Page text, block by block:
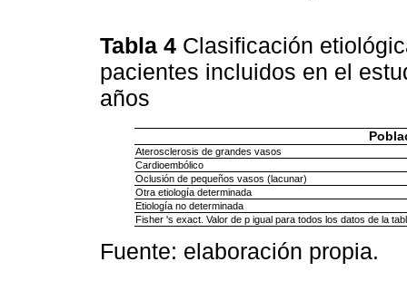
Tabla 4 Clasificación
pacientes incluidos en el
años
Aterosclerosis de grandes vasos
Cardioembólico
Oclusión de pequeños vasos (lacunar)
Otra etiología determinada
Etiología no determinada
Fisher 's exact. Valor de p igual para todos los datos de la
Fuente: elaboración propia.